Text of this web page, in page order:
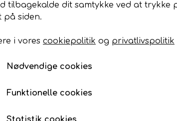
1.724,00 kr.
Komplet bilnøgle inkl. skæring og
Når du bestiller denne bilnøgle,
programmeret og testet, så den er klar
Programmeringen kan udføres på den
til din adresse eller udføre arbejdet
Prisen inkluderer:
tilbagekalde dit samtykke ved at trykke
på siden.
i vores cookiepolitik og privatlivspolitik
Nødvendige cookies
Funktionelle cookies